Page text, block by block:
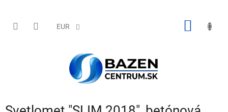
obsah
EUR